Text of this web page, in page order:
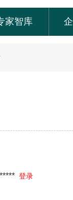
家智库
登录